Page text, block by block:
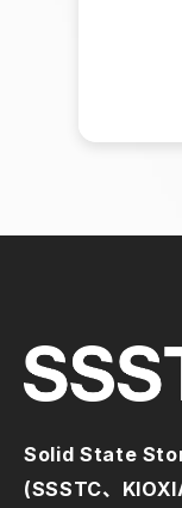
Solid State
(SSSTC、